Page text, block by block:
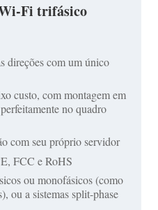
Fi trifásico
direções com um único
custo, com montagem em
no quadro
com seu próprio servidor
FCC e RoHS
ou monofásicos (como
ou a sistemas split-phase